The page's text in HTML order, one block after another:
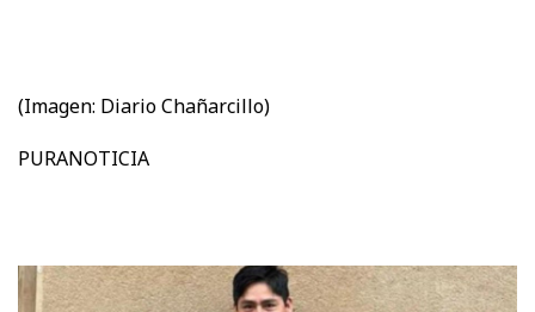
(Imagen: Diario Chañarcillo)
PURANOTICIA